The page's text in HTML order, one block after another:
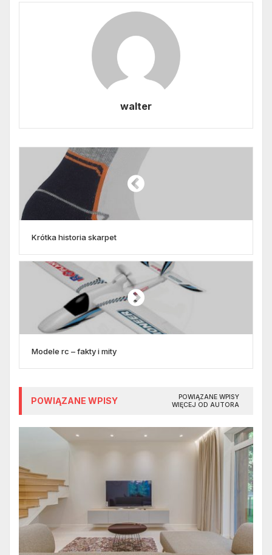
walter
Krótka historia skarpet
Modele rc – fakty i mity
POWIĄZANE WPISY
POWIĄZANE WPISY
WIĘCEJ OD AUTORA